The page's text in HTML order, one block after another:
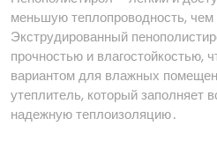
меньшую теплопроводность, чем
Экструдированный
прочностью и влагостойкостью,
вариантом для влажных
утеплитель, который заполняет
надежную теплоизоляцию․